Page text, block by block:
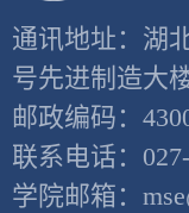
通讯地址：湖
号先进制造大
邮政编码：
联系电话：
学院邮箱：